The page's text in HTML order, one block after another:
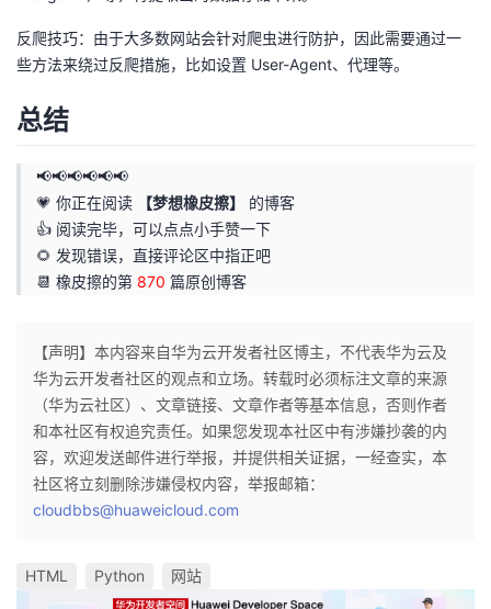
反爬技巧：由于大多数网站会针对爬虫进行防护，因此需要通过一
些方法来绕过反爬措施，比如设置 User-Agent、代理等。
总结
📢📢📢📢📢📢
💗 你正在阅读
【梦想橡皮擦】
的博客
👍 阅读完毕，可以点点小手赞一下
🌻 发现错误，直接评论区中指正吧
📆 橡皮擦的第 870 篇原创博客
【声明】本内容来自华为云开发者社区博主，不代表华为云及
华为云开发者社区的观点和立场。转载时必须标注文章的来源
（华为云社区）、文章链接、文章作者等基本信息，否则作者
和本社区有权追究责任。如果您发现本社区中有涉嫌抄袭的内
容，欢迎发送邮件进行举报，并提供相关证据，一经查实，本
社区将立刻删除涉嫌侵权内容，举报邮箱：
cloudbbs@huaweicloud.com
HTML Python 网站